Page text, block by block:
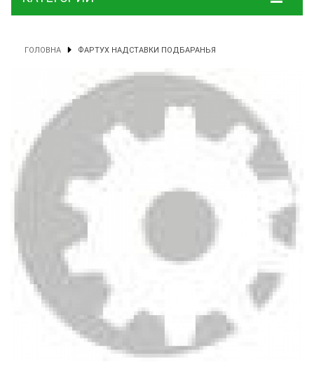
ГОЛОВНА ФАРТУХ НАДСТАВКИ ПОДБАРАНЬЯ